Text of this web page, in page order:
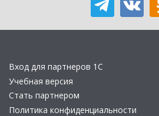
Вход для партнеров 1С
Учебная версия
Стать партнером
Политика конфиденциальности